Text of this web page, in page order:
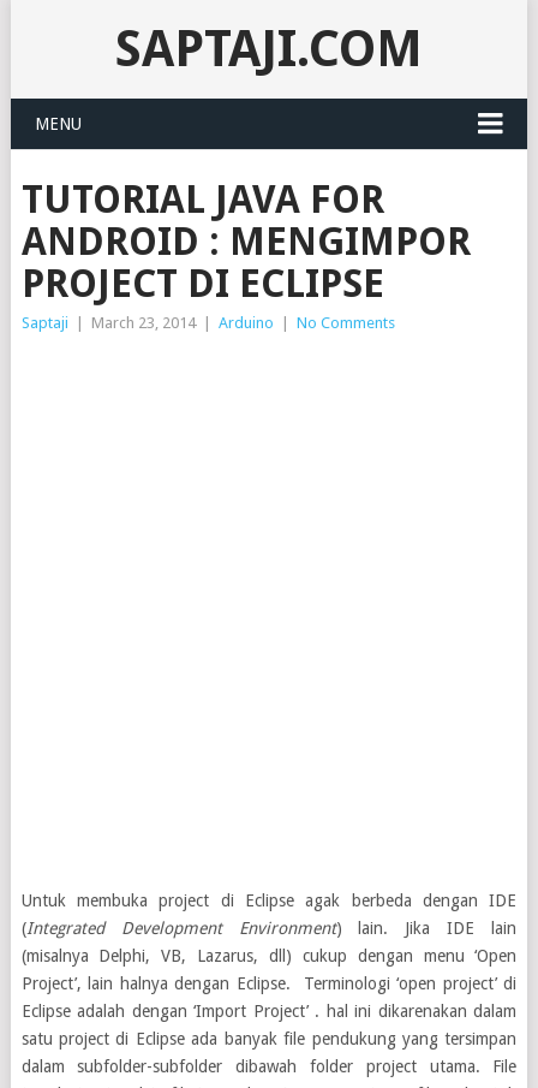
SAPTAJI.COM
MENU
TUTORIAL JAVA FOR
ANDROID : MENGIMPOR
PROJECT DI ECLIPSE
Saptaji March 23, 2014 Arduino No Comments
Untuk membuka project di Eclipse agak berbeda dengan IDE
(Integrated Development Environment) lain. Jika IDE lain
(misalnya Delphi, VB, Lazarus, dll) cukup dengan menu ‘Open
Project’, lain halnya dengan Eclipse. Terminologi ‘open project’ di
Eclipse adalah dengan ‘Import Project’ . hal ini dikarenakan dalam
satu project di Eclipse ada banyak file pendukung yang tersimpan
dalam subfolder-subfolder dibawah folder project utama. File